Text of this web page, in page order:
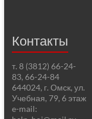
Контакты
т. 8 (3812) 66-24-
83, 66-24-84
644024, г. Омск, ул.
Учебная, 79, 6 этаж
e-mail: